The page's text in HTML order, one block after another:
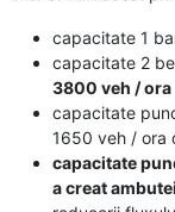
capacitate 1
capacitate 2
3800 veh / ora
capacitate
1650 veh / ora
capacitate
a creat